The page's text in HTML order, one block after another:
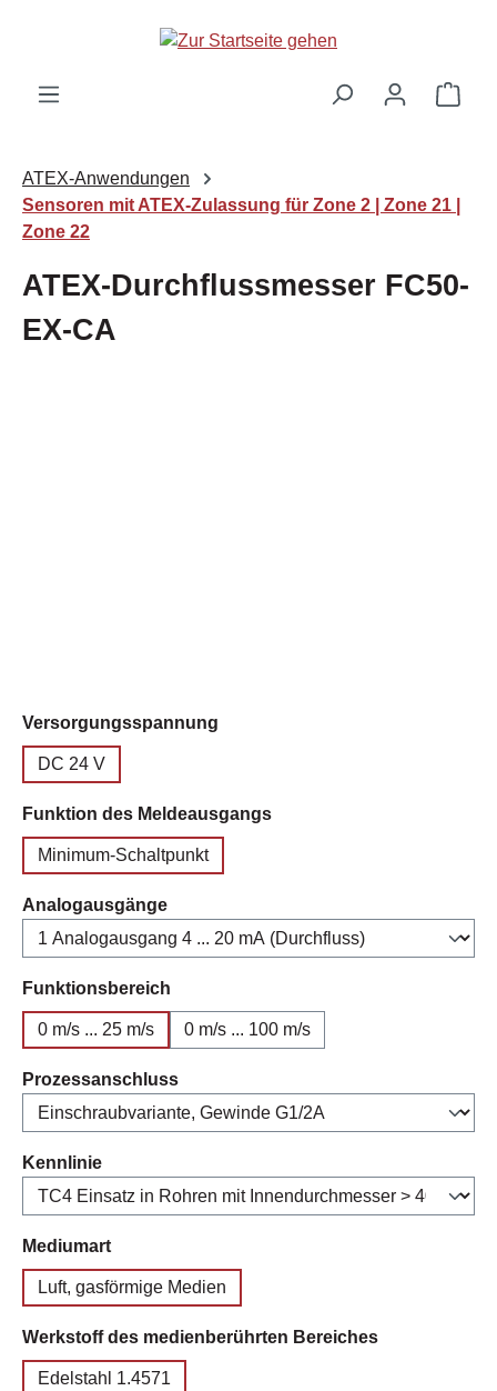
Zum Hauptinhalt springen
ATEX-Anwendungen
Sensoren mit ATEX-Zulassung für Zone 2 | Zone 21 |
Zone 22
ATEX-Durchflussmesser FC50-
EX-CA
Versorgungsspannung
DC 24 V
Funktion des Meldeausgangsauswählen
Minimum-Schaltpunkt
Analogausgängeauswählen
Funktionsbereich
0 m/s ... 25 m/s 0 m/s ... 100 m/s
Prozessanschlussauswählen
Kennlinieauswählen
Mediumartauswählen
Luft, gasförmige Medien
Werkstoff des medienberührten Bereichesauswählen
Edelstahl 1.4571